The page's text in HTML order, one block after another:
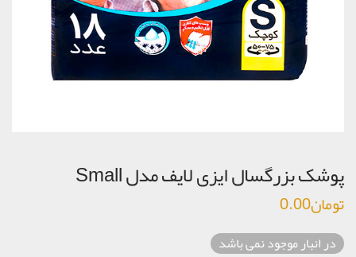
پوشک بزرگسال ایزی لایف مدل Small
تومان0.00
در انبار موجود نمی باشد